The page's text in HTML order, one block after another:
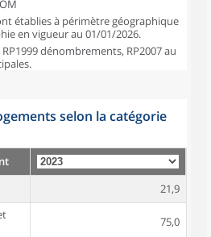
établies à périmètre géographique
en vigueur au 01/01/2026.
dénombrements, RP2007 au
selon la catégorie
21,9
75,0